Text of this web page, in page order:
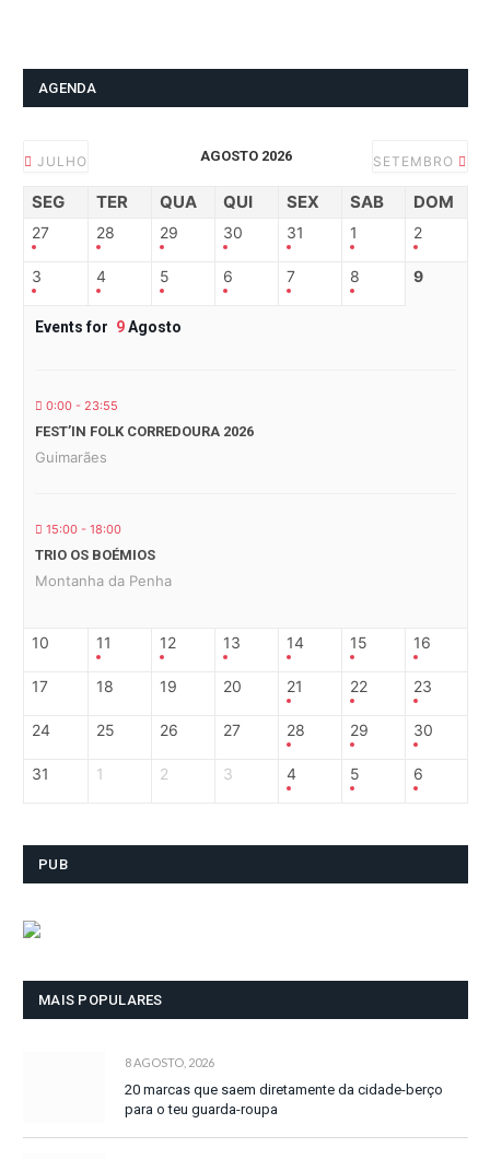
AGENDA
JULHO AGOSTO 2026 SETEMBRO
SEG TER QUA QUI SEX SAB DOM
27 28 29 30 31 1 2
3 4 5 6 7 8 9
Events for 9Agosto
0:00 - 23:55
FEST’IN FOLK CORREDOURA 2026
Guimarães
15:00 - 18:00
TRIO OS BOÉMIOS
Montanha da Penha
10 11 12 13 14 15 16
17 18 19 20 21 22 23
24 25 26 27 28 29 30
31 1 2 3 4 5 6
PUB
MAIS POPULARES
8 AGOSTO, 2026
20 marcas que saem diretamente da cidade-berço
para o teu guarda-roupa